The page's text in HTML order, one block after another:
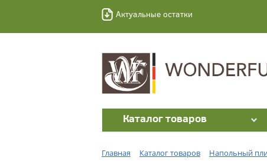
Актуальные остатки
Каталог товаров
Главная Каталог товаров Напольный